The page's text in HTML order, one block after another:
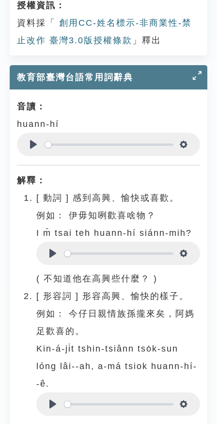
授權資訊：
資料採「
創用CC-姓名標示-非商業性-禁
止改作 臺灣3.0版授權條款 」釋出
教育部臺灣台語常用詞辭典
音讀：
huann-hí
解釋：
[ 動詞 ] 感到高興、愉快或喜歡。
例如：
伊毋知咧歡喜啥物？
I m̄ tsai teh huann-hí siánn-mih?
( 不知道他在高興些什麼？ )
[ 形容詞 ] 形容高興、愉快的樣子。
例如：
今仔日親情族孫攏來矣，阿媽
足歡喜的。
Kin-á-ji̍t tshin-tsiânn tso̍k-sun
lóng lâi--ah, a-má tsiok huann-hí-
-ê.